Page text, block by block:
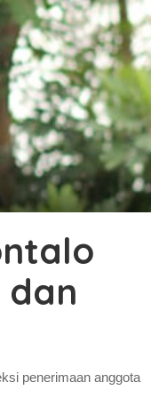
dan
penerimaan anggota